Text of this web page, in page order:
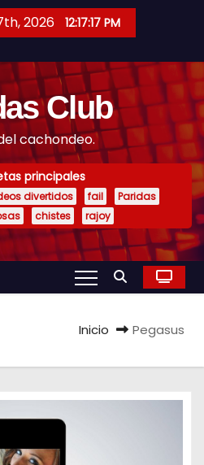
2026 12:17:17 PM
Club
cachondeo.
principales
divertidos fail
Paridas
chistes rajoy
Inicio Pegasus